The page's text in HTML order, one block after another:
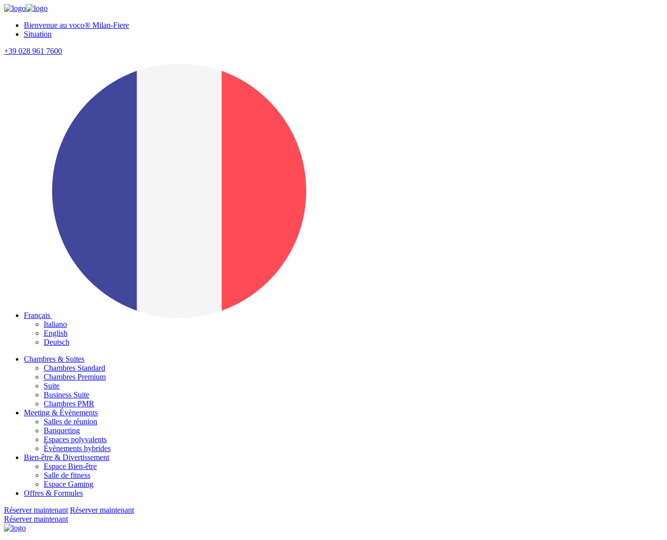
Bienvenue au voco® Milan-Fiere
Situation
+39 028 961 7600
Français
Italiano
English
Deutsch
Chambres & Suites
Chambres Standard
Chambres Premium
Suite
Business Suite
Chambres PMR
Meeting & Évènements
Salles de réunion
Banqueting
Espaces polyvalents
Évènements hybrides
Bien-être & Divertissement
Espace Bien-être
Salle de fitness
Espace Gaming
Offres & Formules
Réserver maintenant Réserver maintenant
Réserver maintenant